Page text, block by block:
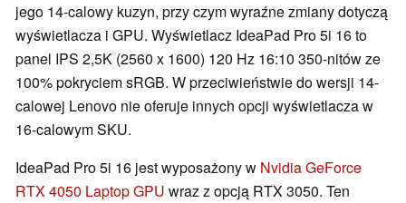
jego 14-calowy kuzyn, przy czym wyraźne zmiany dotyczą
wyświetlacza i GPU. Wyświetlacz IdeaPad Pro 5i 16 to
panel IPS 2,5K (2560 x 1600) 120 Hz 16:10 350-nitów ze
100% pokryciem sRGB. W przeciwieństwie do wersji 14-
calowej Lenovo nie oferuje innych opcji wyświetlacza w
16-calowym SKU.
IdeaPad Pro 5i 16 jest wyposażony w Nvidia GeForce
RTX 4050 Laptop GPU wraz z opcją RTX 3050. Ten